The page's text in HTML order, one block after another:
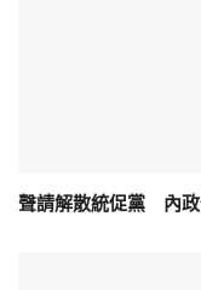
聲請解散統促黨 內政